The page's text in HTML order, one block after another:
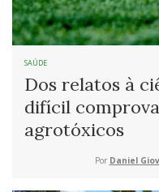
SAÚDE
Dos relatos à
difícil
agrotóxicos
Por Daniel